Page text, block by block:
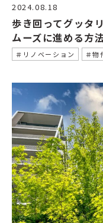
2024.08.18
歩き回ってグッタ
ムーズに進める方
＃リノベーション ＃物